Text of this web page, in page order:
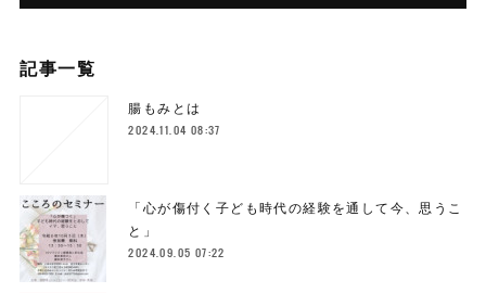
記事一覧
腸もみとは
2024.11.04 08:37
「心が傷付く子ども時代の経験を通して今、思うこ
と」
2024.09.05 07:22